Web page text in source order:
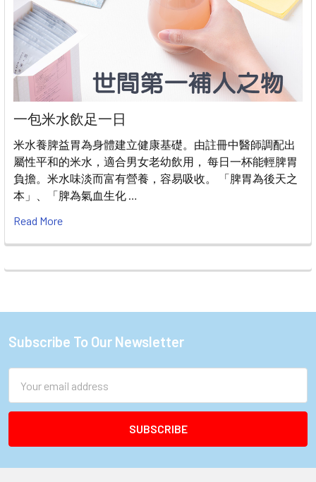
一包米水飲足一日
米水養脾益胃為身體建立健康基礎。由註冊中醫師調配出
屬性平和的米水，適合男女老幼飲用， 每日一杯能輕脾胃
負擔。米水味淡而富有營養，容易吸收。 「脾胃為後天之
本」、「脾為氣血生化 …
Read More
Footer
Subscribe To Our Newsletter
Address